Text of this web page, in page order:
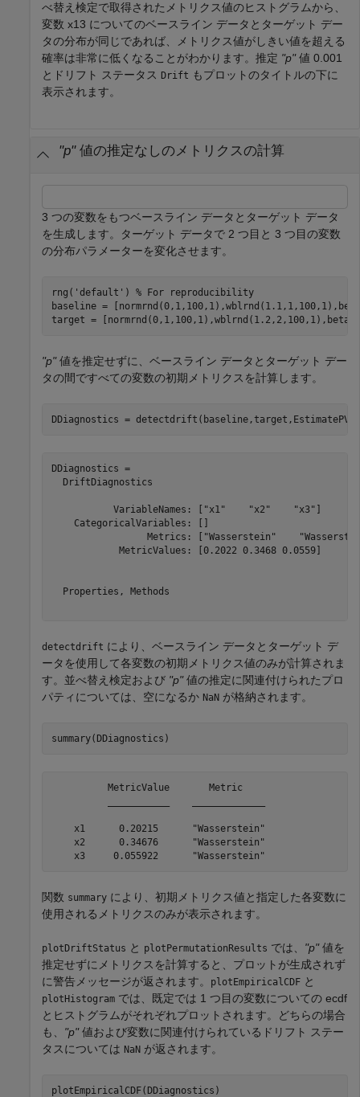
べ替え検定で取得されたメトリクス値のヒストグラムから、
変数 x13 についてのベースライン データとターゲット デー
タの分布が同じであれば、メトリクス値がしきい値を超える
確率は非常に低くなることがわかります。推定 "p"値 0.001
とドリフト ステータス Drift もプロットのタイトルの下に
表示されます。
"p"値の推定なしのメトリクスの計算
3 つの変数をもつベースライン データとターゲット データ
を生成します。ターゲット データで 2 つ目と 3 つ目の変数
の分布パラメーターを変化させます。
rng( 'default' ) % For reproducibility
baseline =
target =
"p"値を推定せずに、ベースライン データとターゲット デー
タの間ですべての変数の初期メトリクスを計算します。
DDiagnostics =
DDiagnostics =
  DriftDiagnostics
           VariableNames: ["x1"    "x2"    "x3"]
    CategoricalVariables: []
Metrics: ["Wasserstein"
            MetricValues: [0.2022 0.3468 0.0559]
  Properties, Methods
detectdrift により、ベースライン データとターゲット デ
ータを使用して各変数の初期メトリクス値のみが計算されま
す。並べ替え検定および "p"値の推定に関連付けられたプロ
パティについては、空になるか NaN が格納されます。
summary(DDiagnostics)
          MetricValue       Metric
    x1      0.20215      "Wasserstein"
    x2      0.34676      "Wasserstein"
関数 summary により、初期メトリクス値と指定した各変数に
使用されるメトリクスのみが表示されます。
plotDriftStatus と plotPermutationResults では、 "p"値を
推定せずにメトリクスを計算すると、プロットが生成されず
に警告メッセージが返されます。
plotEmpiricalCDF と
plotHistogram では、既定では 1 つ目の変数についての ecdf
とヒストグラムがそれぞれプロットされます。どちらの場合
も、 "p"値および変数に関連付けられているドリフト ステー
タスについては NaN が返されます。
plotEmpiricalCDF(DDiagnostics)